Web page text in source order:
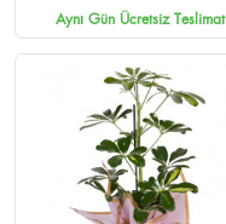
Aynı Gün Ücretsiz Teslimat